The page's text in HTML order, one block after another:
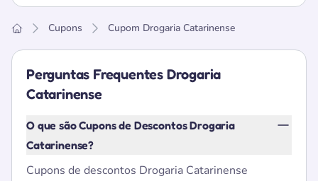
Cupons Cupom Drogaria Catarinense
Perguntas Frequentes Drogaria
Catarinense
O que são Cupons de Descontos Drogaria
Catarinense?
Cupons de descontos Drogaria Catarinense